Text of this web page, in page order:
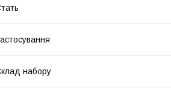
набору